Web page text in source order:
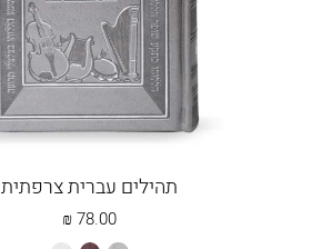
תהילים עברית צרפתית
78.00
₪